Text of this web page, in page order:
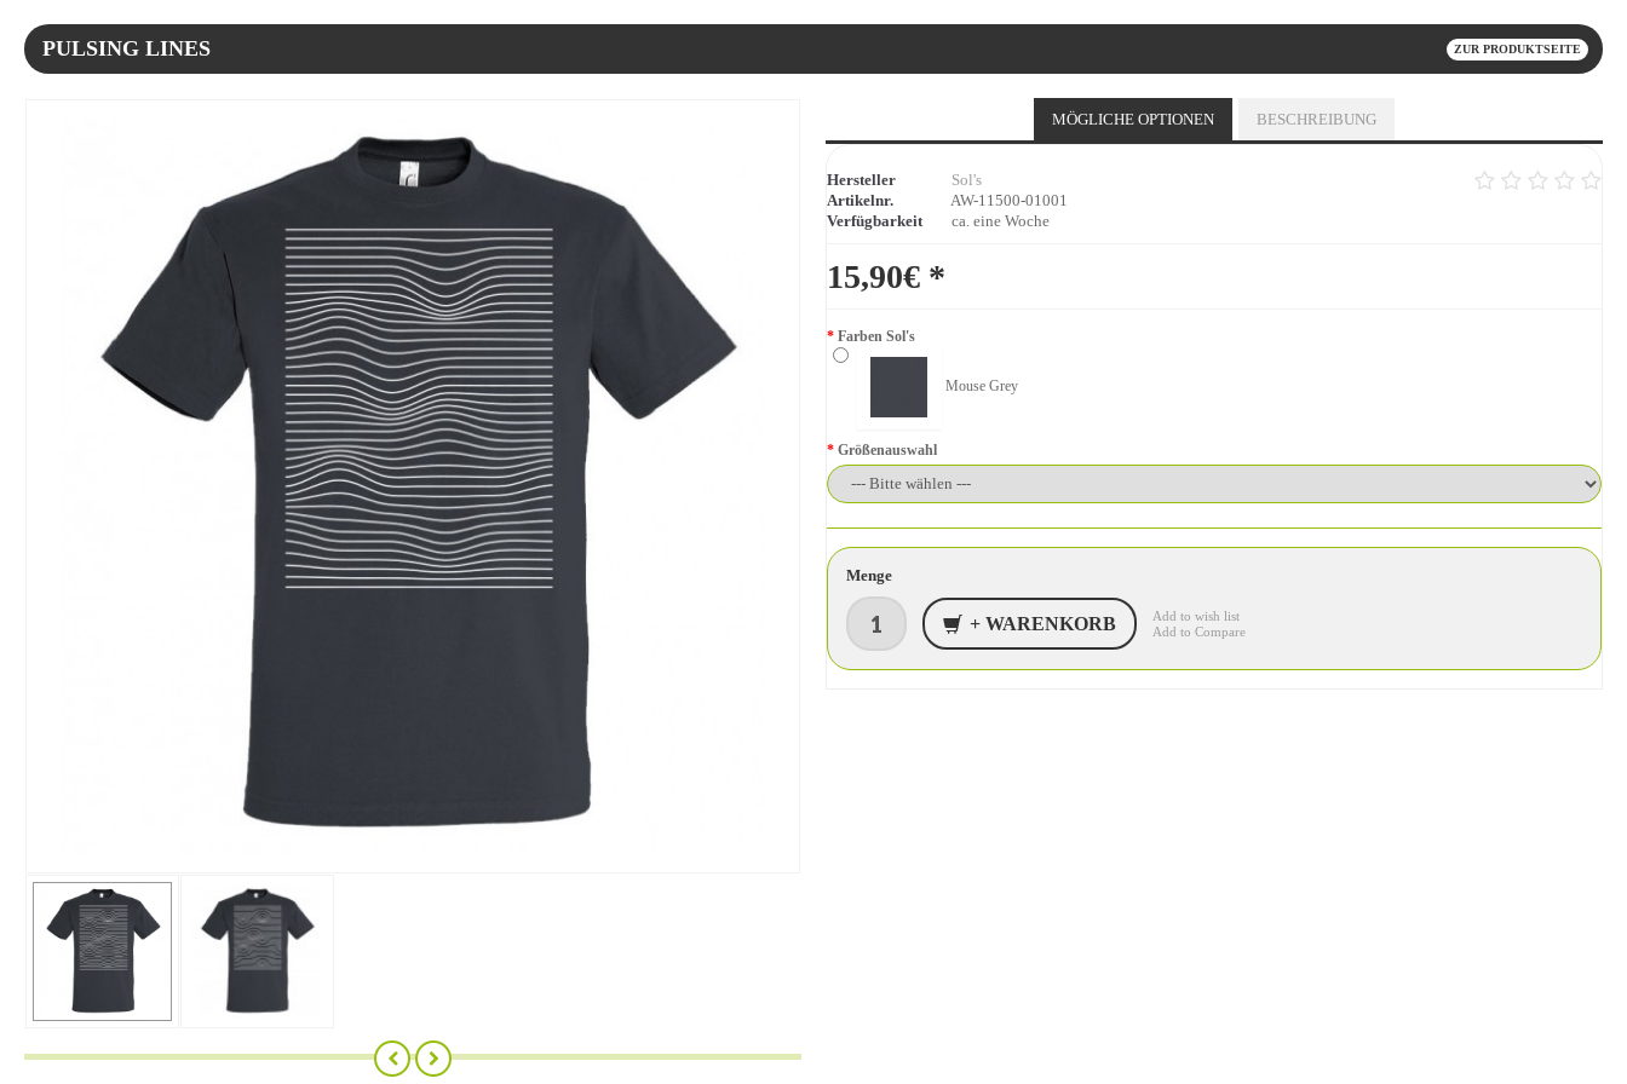
PULSING LINES ZUR PRODUKTSEITE
MÖGLICHE OPTIONEN BESCHREIBUNG
Hersteller
Sol's
Artikelnr.
AW-11500-01001
Verfügbarkeit
ca. eine Woche
15,90€ *
Farben Sol's
Mouse Grey
Größenauswahl
Menge
+ WARENKORB
Add to wish list
Add to Compare